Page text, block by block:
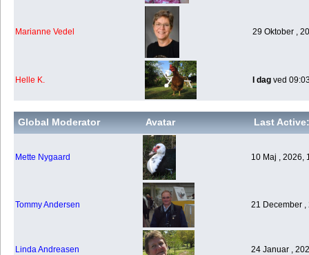
Marianne Vedel 29 Oktober ,
Helle K. I dag ved
Global Moderator Avatar Last Active:
Mette Nygaard 10 Maj , 2026,
Tommy Andersen 21 December ,
Linda Andreasen 24 Januar ,